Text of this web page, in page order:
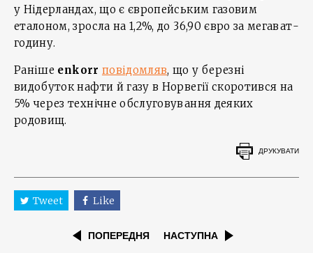
у Нідерландах, що є європейським газовим
еталоном, зросла на 1,2%, до 36,90 євро за мегават-
годину.
Раніше enkorr повідомляв, що у березні
видобуток нафти й газу в Норвегії скоротився на
5% через технічне обслуговування деяких
родовищ.
ДРУКУВАТИ
Tweet Like
ПОПЕРЕДНЯ НАСТУПНА